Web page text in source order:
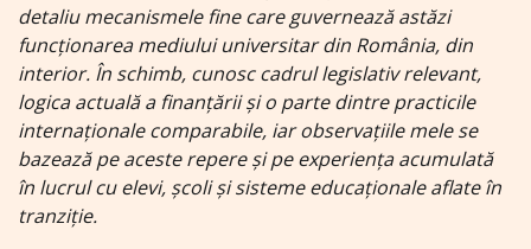
detaliu mecanismele fine care guvernează astăzi
funcționarea mediului universitar din România, din
interior. În schimb, cunosc cadrul legislativ relevant,
logica actuală a finanțării și o parte dintre practicile
internaționale comparabile, iar observațiile mele se
bazează pe aceste repere și pe experiența acumulată
în lucrul cu elevi, școli și sisteme educaționale aflate în
tranziție.